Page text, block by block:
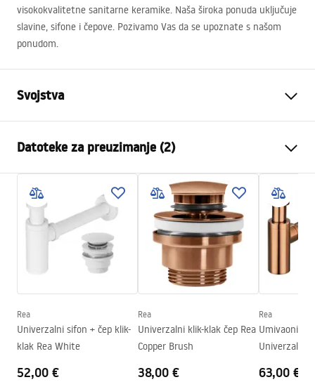
visokokvalitetne sanitarne keramike. Naša široka ponuda uključuje
slavine, sifone i čepove. Pozivamo Vas da se upoznate s našom
ponudom.
Svojstva
Materijal
Sanitarna keramika
Boja
Imitacija kamena
Završetak
Mat
Duljina
515mm
400mm
175mm
155mm
Oblik
Otvor za slavinu
NE
Datoteke za preuzimanje (2)
Montažne upute
Basin.pdf
Jamstveni uvjeti
Warranty_Terms_and_Conditions_Basins_-_5.pdf
Rea
Univerzalni sifon + čep klik-
klak Rea White
52,00 €
Rea
Univerzalni klik-klak čep Rea
Copper Brush
38,00 €
Rea
Umivaonik
Univerzalno
63,00 €